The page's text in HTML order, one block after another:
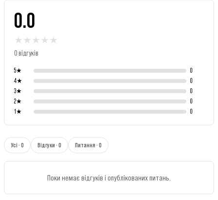
0.0
★ ★ ★ ★ ★
0 відгуків
5★
0
4★
0
3★
0
2★
0
1★ 0
Усі · 0 Відгуки · 0 Питання · 0
Поки немає відгуків і опублікованих питань.